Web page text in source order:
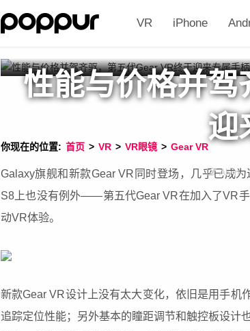
VR iPhone
性能与价格并
迎
Alvin
你现在的位置: 首页 > VR > VR眼镜 > Gear VR
Galaxy旗舰和新款Gear VR同时登场，几乎已成
S8上也没有例外——第五代Gear VR在加入了VR
动VR体验。
新款Gear VR设计上没有太大变化，依旧是用手机
追踪定位性能；另外基本的瞳距调节和触控板设计